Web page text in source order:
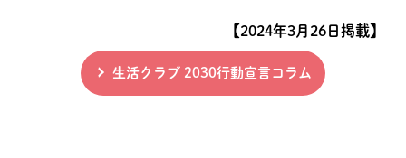
【2024年3月26日掲載】
生活クラブ 2030行動宣言コラム